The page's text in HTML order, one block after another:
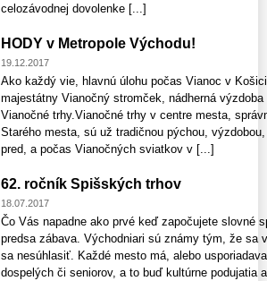
celozávodnej dovolenke [...]
HODY v Metropole Východu!
19.12.2017
Ako každý vie, hlavnú úlohu počas Vianoc v
majestátny Vianočný stromček, nádherná
Vianočné trhy.Vianočné trhy v centre mesta,
Starého mesta, sú už tradičnou pýchou,
pred, a počas Vianočných sviatkov v [...]
62. ročník Spišských trhov
18.07.2017
Čo Vás napadne ako prvé keď započujete slovné
predsa zábava. Východniari sú známy tým, že sa
sa nesúhlasiť. Každé mesto má, alebo
dospelých či seniorov, a to buď kultúrne podujatia